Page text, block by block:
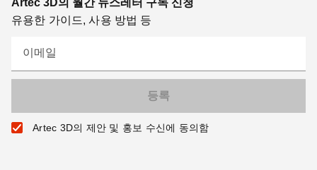
Artec 3D의 월간 뉴스레터 구독 신청
유용한 가이드, 사용 방법 등
이메일
Artec 3D의 제안 및 홍보 수신에 동의함